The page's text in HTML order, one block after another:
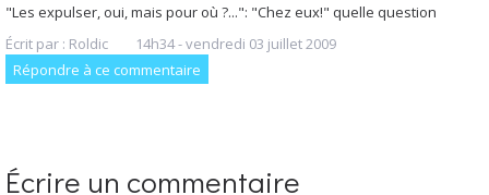
"Les expulser, oui, mais pour où ?...": "Chez eux!" quelle question
Écrit par : Roldic 14h34-vendredi 03 juillet 2009
Répondre à ce commentaire
Écrire un commentaire